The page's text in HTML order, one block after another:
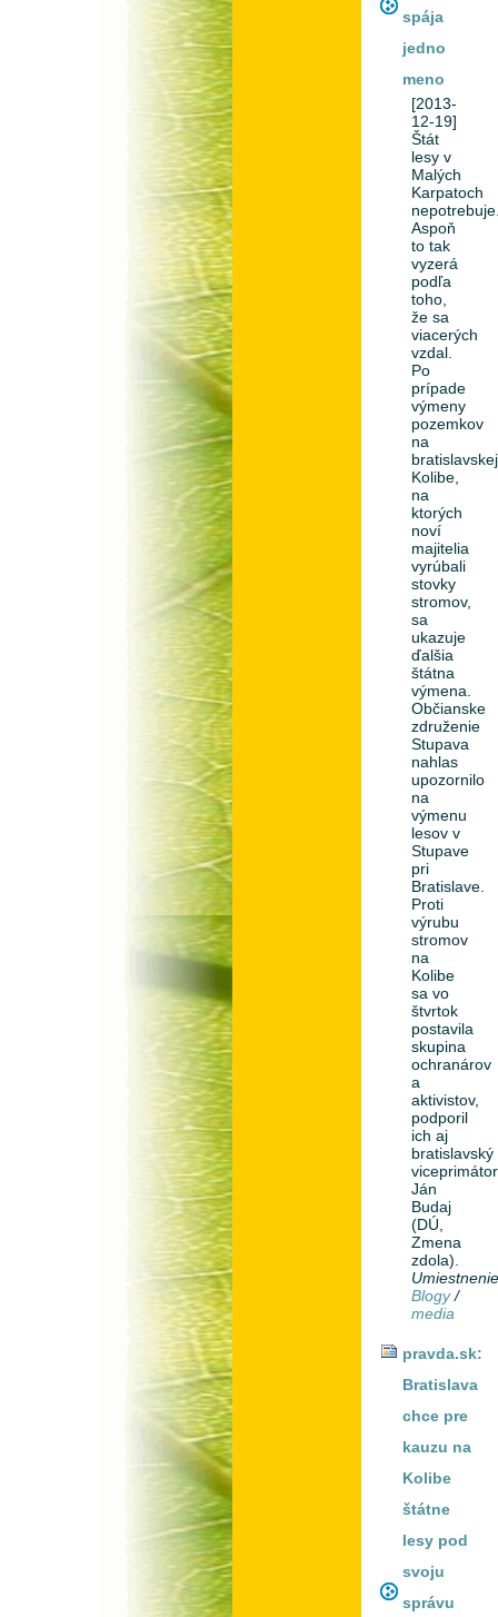
spája
jedno
meno
[2013-
12-19]
Štát
lesy v
Malých
Karpatoch
Aspoň
to tak
vyzerá
podľa
toho,
že sa
viacerých
vzdal.
Po
prípade
výmeny
pozemkov
na
bratislavskej
Kolibe,
na
ktorých
noví
majitelia
vyrúbali
stovky
stromov,
sa
ukazuje
ďalšia
štátna
výmena.
Občianske
združenie
Stupava
nahlas
upozornilo
na
výmenu
lesov v
Stupave
pri
Bratislave.
Proti
výrubu
stromov
na
Kolibe
sa vo
štvrtok
postavila
skupina
ochranárov
a
aktivistov,
podporil
ich aj
bratislavský
viceprimátor
Ján
Budaj
(DÚ,
Zmena
zdola).
Blogy /
media
pravda.sk:
Bratislava
chce pre
kauzu na
Kolibe
štátne
lesy pod
svoju
správu